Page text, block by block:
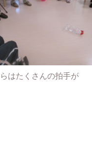
はたくさんの拍手が